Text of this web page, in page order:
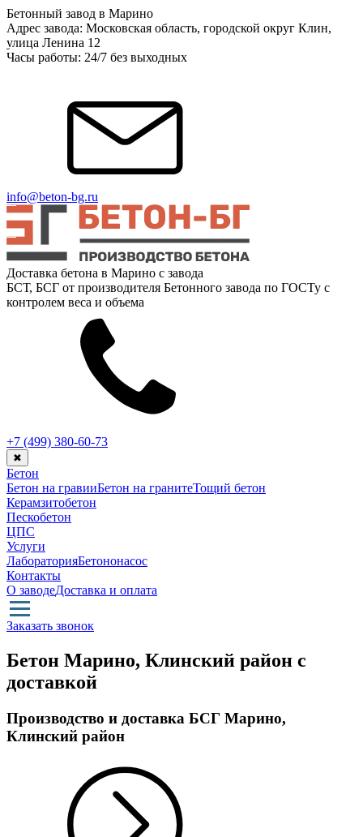
Бетонный завод в Марино
Адрес завода: Московская область, городской округ Клин,
улица Ленина 12
Часы работы: 24/7 без выходных
info@beton-bg.ru
Доставка бетона в Марино с завода
БСТ, БСГ от производителя Бетонного завода по ГОСТу с
контролем веса и объема
+7 (499) 380-60-73
✖
Бетон
Бетон на гравииБетон на гранитеТощий бетон
Керамзитобетон
Пескобетон
ЦПС
Услуги
ЛабораторияБетононасос
Контакты
О заводеДоставка и оплата
Заказать звонок
Бетон Марино, Клинский район с
доставкой
Производство и доставка БСГ Марино,
Клинский район